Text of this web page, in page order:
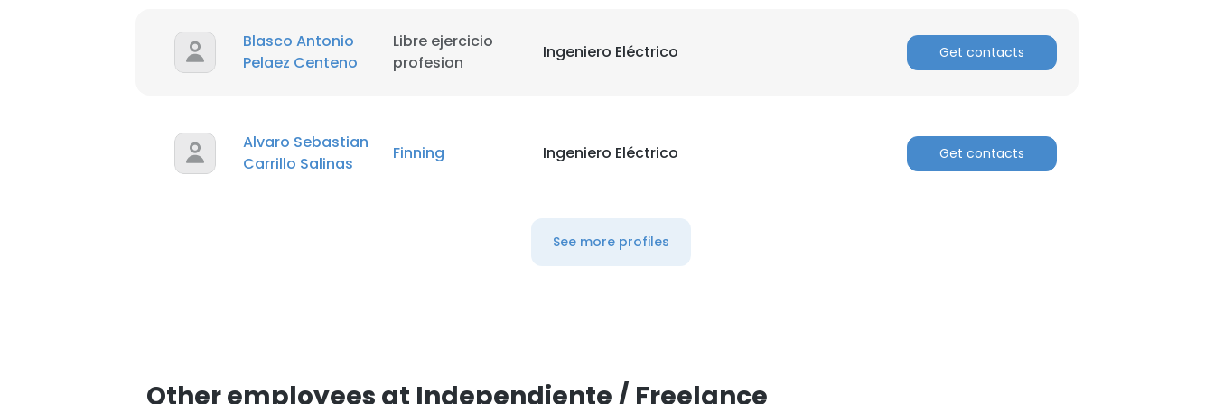
Blasco Antonio
Pelaez Centeno
Libre ejercicio
profesion
Ingeniero Eléctrico Get contacts
Alvaro Sebastian
Carrillo Salinas
Finning Ingeniero Eléctrico Get contacts
See more profiles
Other employees at Independiente / Freelance